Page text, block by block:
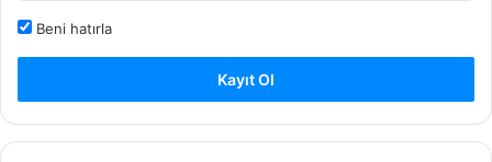
Beni hatırla
Kayıt Ol